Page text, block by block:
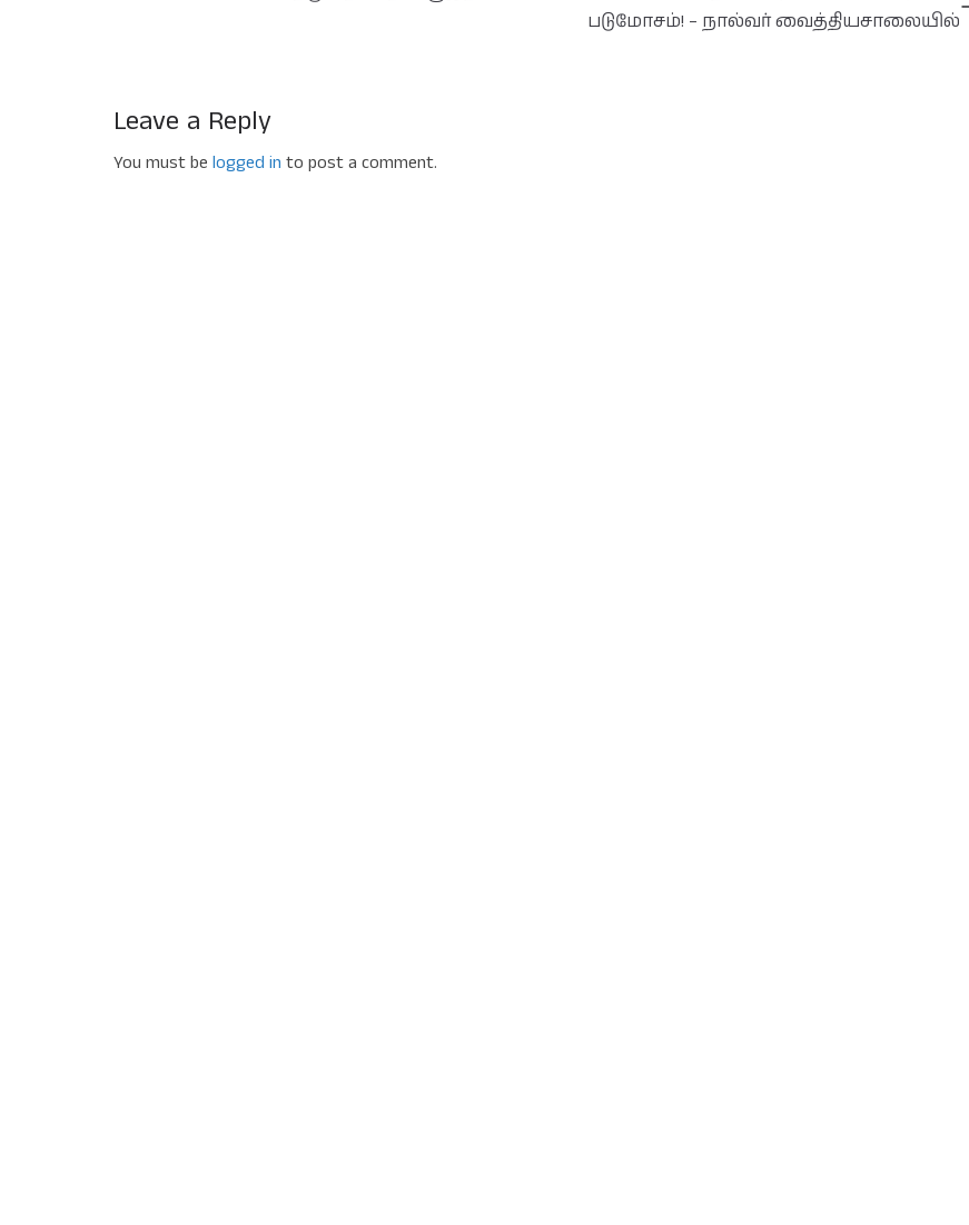
படுமோசம்! – நால்வர் வைத்தியசாலையில்
Leave a Reply
You must be logged in to post a comment.